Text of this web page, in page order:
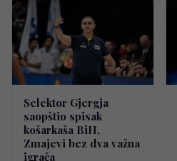
Selektor Gjergja
saopštio spisak
košarkaša BiH,
Zmajevi bez dva važna
igrača